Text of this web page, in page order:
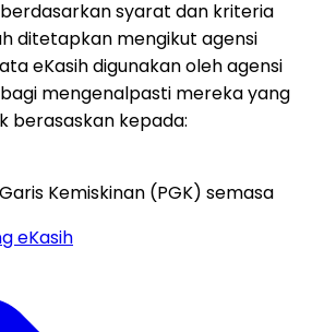
syarat dan kriteria
ditetapkan mengikut agensi
eKasih digunakan oleh agensi
mengenalpasti mereka yang
berasaskan kepada:
Kemiskinan (PGK) semasa
eKasih